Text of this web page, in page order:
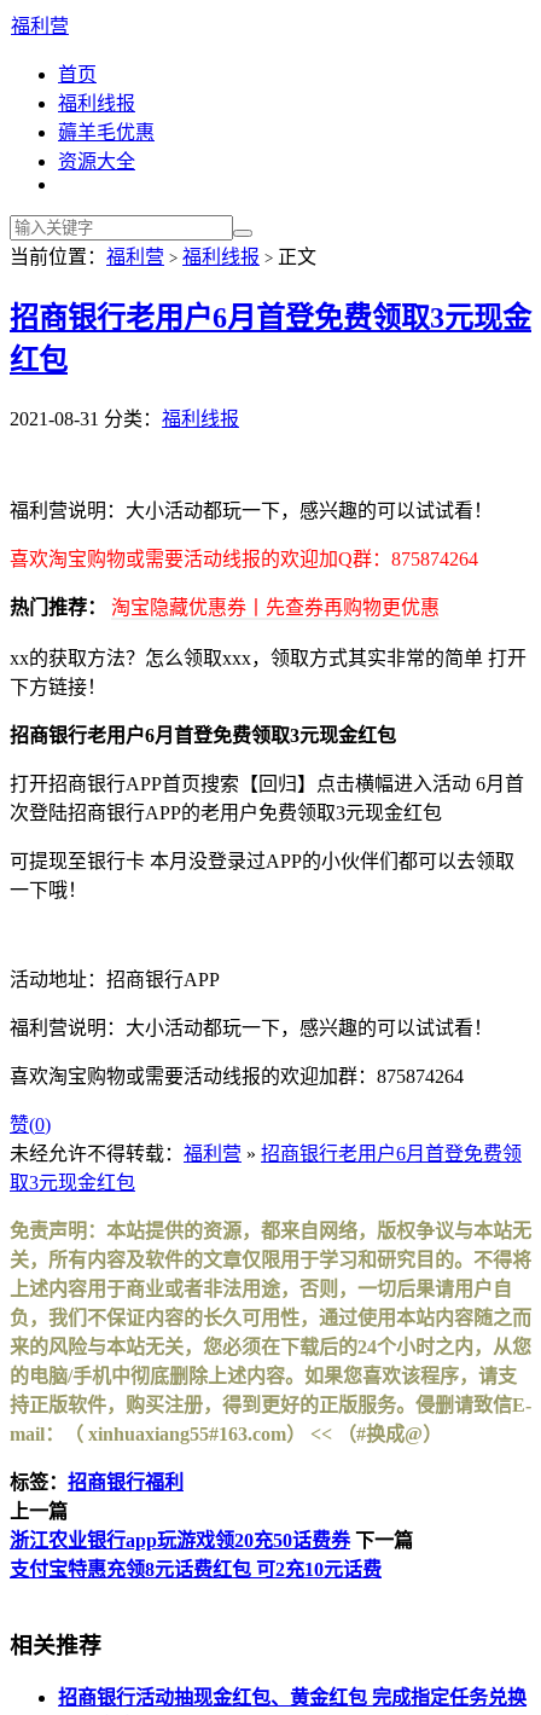
福利营
首页
福利线报
薅羊毛优惠
资源大全
当前位置： 福利营 > 福利线报 > 正文
招商银行老用户6月首登免费领取3元现金
红包
2021-08-31 分类： 福利线报
福利营说明：大小活动都玩一下，感兴趣的可以试试看！
喜欢淘宝购物或需要活动线报的欢迎加Q群：875874264
热门推荐： 淘宝隐藏优惠券丨先查券再购物更优惠
xx的获取方法？怎么领取xxx，领取方式其实非常的简单 打开
下方链接！
招商银行老用户6月首登免费领取3元现金红包
打开招商银行APP首页搜索【回归】点击横幅进入活动 6月首
次登陆招商银行APP的老用户免费领取3元现金红包
可提现至银行卡 本月没登录过APP的小伙伴们都可以去领取
一下哦！
活动地址：招商银行APP
福利营说明：大小活动都玩一下，感兴趣的可以试试看！
喜欢淘宝购物或需要活动线报的欢迎加群：875874264
赞(0)
未经允许不得转载： 福利营 » 招商银行老用户6月首登免费领
取3元现金红包
免责声明：本站提供的资源，都来自网络，版权争议与本站无
关，所有内容及软件的文章仅限用于学习和研究目的。不得将
上述内容用于商业或者非法用途，否则，一切后果请用户自
负，我们不保证内容的长久可用性，通过使用本站内容随之而
来的风险与本站无关，您必须在下载后的24个小时之内，从您
的电脑/手机中彻底删除上述内容。如果您喜欢该程序，请支
持正版软件，购买注册，得到更好的正版服务。侵删请致信E-
mail：（ xinhuaxiang55#163.com） << （#换成@）
标签： 招商银行福利
上一篇
浙江农业银行app玩游戏领20充50话费券 下一篇
支付宝特惠充领8元话费红包 可2充10元话费
相关推荐
招商银行活动抽现金红包、黄金红包 完成指定任务兑换